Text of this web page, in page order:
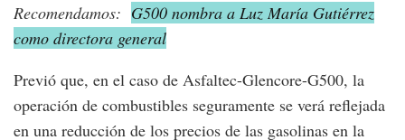
Recomendamos: G500 nombra a Luz María Gutiérrez
como directora general
Previó que, en el caso de Asfaltec-Glencore-G500, la
operación de combustibles seguramente se verá reflejada
en una reducción de los precios de las gasolinas en la